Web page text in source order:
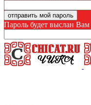
Пароль будет выслан